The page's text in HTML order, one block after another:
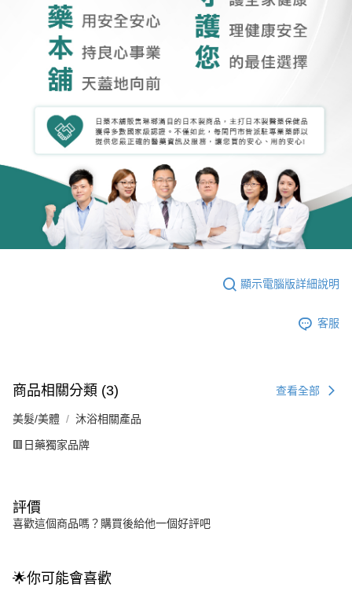
顯示電腦版詳細說明
客服
商品相關分類 (3) 查看全部
美髮/美體 沐浴相關產品
🟥日藥獨家品牌
評價
喜歡這個商品嗎？購買後給他一個好評吧
🌟你可能會喜歡